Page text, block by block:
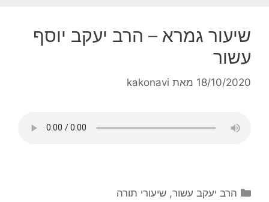
שיעור גמרא – הרב יעקב יוסף
עשור
18/10/2020 מאת kakonavi
הרב יעקב עשור,שיעורי תורה